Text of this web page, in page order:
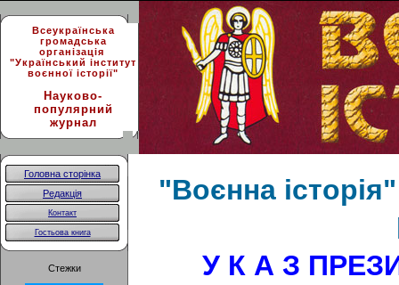
Всеукраїнська
громадська
організація
"Український інститут
воєнної історії"
Науково-
популярний
журнал
Головна сторінка
Редакція
Контакт
Гостьова книга
Стежки
"Воєнна
У К А З